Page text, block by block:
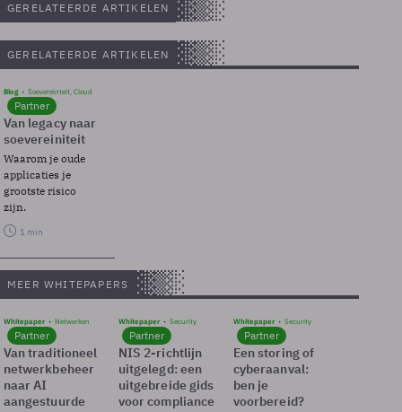
GERELATEERDE ARTIKELEN
GERELATEERDE ARTIKELEN
Blog Soevereinteit, Cloud
Partner
Van legacy naar
soevereiniteit
Waarom je oude
applicaties je
grootste risico
zijn.
1 min
MEER WHITEPAPERS
Whitepaper Netwerken
Partner
Van traditioneel
netwerkbeheer
naar AI
aangestuurde
Whitepaper Security
Partner
NIS 2-richtlijn
uitgelegd: een
uitgebreide gids
voor compliance
Whitepaper Security
Partner
Een storing of
cyberaanval:
ben je
voorbereid?